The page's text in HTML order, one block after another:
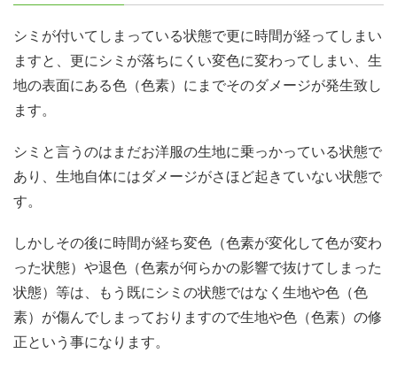
シミが付いてしまっている状態で更に時間が経ってしまい
ますと、更にシミが落ちにくい変色に変わってしまい、生
地の表面にある色（色素）にまでそのダメージが発生致し
ます。
シミと言うのはまだお洋服の生地に乗っかっている状態で
あり、生地自体にはダメージがさほど起きていない状態で
す。
しかしその後に時間が経ち変色（色素が変化して色が変わ
った状態）や退色（色素が何らかの影響で抜けてしまった
状態）等は、もう既にシミの状態ではなく生地や色（色
素）が傷んでしまっておりますので生地や色（色素）の修
正という事になります。